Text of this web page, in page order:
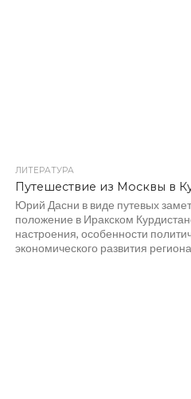
ЛИТЕРАТУРА
Путешествие из Москвы в
Юрий Дасни в виде путевых
положение в Иракском
настроения, особенности
экономического развития